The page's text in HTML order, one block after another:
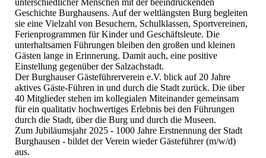
unterschiedlicher Menschen mit der beeindruckenden
Geschichte Burghausens. Auf der weltlängsten Burg begleiten
sie eine Vielzahl von Besuchern, Schulklassen, Sportvereinen,
Ferienprogrammen für Kinder und Geschäftsleute. Die
unterhaltsamen Führungen bleiben den großen und kleinen
Gästen lange in Erinnerung. Damit auch, eine positive
Einstellung gegenüber der Salzachstadt.
Der Burghauser Gästeführerverein e.V. blick auf 20 Jahre
aktives Gäste-Führen in und durch die Stadt zurück. Die über
40 Mitglieder stehen im kollegialen Miteinander gemeinsam
für ein qualitativ hochwertiges Erlebnis bei den Führungen
durch die Stadt, über die Burg und durch die Museen.
Zum Jubiläumsjahr 2025 - 1000 Jahre Erstnennung der Stadt
Burghausen - bildet der Verein wieder Gästeführer (m/w/d)
aus.